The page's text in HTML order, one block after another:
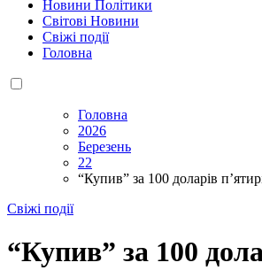
Новини Політики
Світові Новини
Свіжі події
Головна
Головна
2026
Березень
22
“Купив” за 100 доларів
Свіжі події
“Купив” за 100